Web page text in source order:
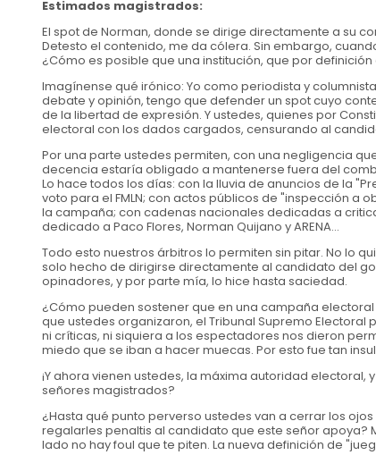
Estimados magistrados:
El spot de Norman, donde se dirige directamente a su
Detesto el contenido, me da cólera. Sin embargo,
¿Cómo es posible que una institución, que por
Imagínense qué irónico: Yo como periodista y
debate y opinión, tengo que defender un spot cuyo
de la libertad de expresión. Y ustedes, quienes por
electoral con los dados cargados, censurando al
Por una parte ustedes permiten, con una negligencia
decencia estaría obligado a mantenerse fuera del
Lo hace todos los días: con la lluvia de anuncios de la
voto para el FMLN; con actos públicos de "inspección
la campaña; con cadenas nacionales dedicadas a
dedicado a Paco Flores, Norman Quijano y ARENA...
Todo esto nuestros árbitros lo permiten sin pitar. No lo
solo hecho de dirigirse directamente al candidato del
opinadores, y por parte mía, lo hice hasta saciedad.
¿Cómo pueden sostener que en una campaña
que ustedes organizaron, el Tribunal Supremo
ni críticas, ni siquiera a los espectadores nos dieron
miedo que se iban a hacer muecas. Por esto fue tan
¡Y ahora vienen ustedes, la máxima autoridad
señores magistrados?
¿Hasta qué punto perverso ustedes van a cerrar los
regalarles penaltis al candidato que este señor apoya?
lado no hay foul que te piten. La nueva definición de